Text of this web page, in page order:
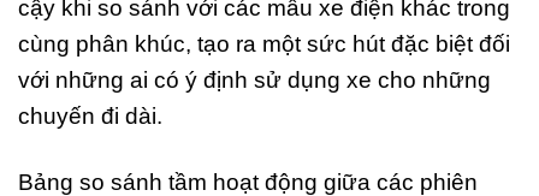
cậy khi so sánh với các mẫu xe điện khác trong
cùng phân khúc, tạo ra một sức hút đặc biệt đối
với những ai có ý định sử dụng xe cho những
chuyến đi dài.
Bảng so sánh tầm hoạt động giữa các phiên